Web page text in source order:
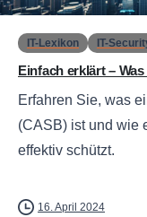
IT-Lexikon IT-
Einfach erklärt –
Erfahren Sie, was
(CASB) ist und wie
effektiv schützt.
16. April 2024